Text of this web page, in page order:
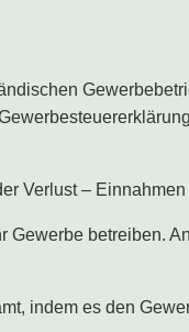
Verlust –
betreiben.
indem es den